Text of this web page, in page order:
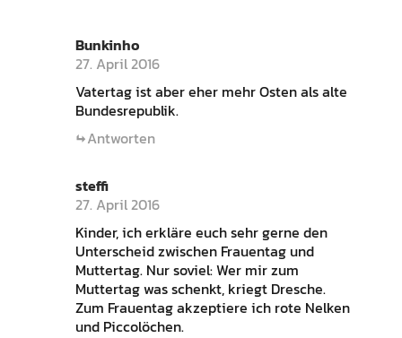
Bunkinho
27. April 2016
Vatertag ist aber eher mehr Osten als alte
Bundesrepublik.
Antworten
steffi
27. April 2016
Kinder, ich erkläre euch sehr gerne den
Unterscheid zwischen Frauentag und
Muttertag. Nur soviel: Wer mir zum
Muttertag was schenkt, kriegt Dresche.
Zum Frauentag akzeptiere ich rote Nelken
und Piccolöchen.